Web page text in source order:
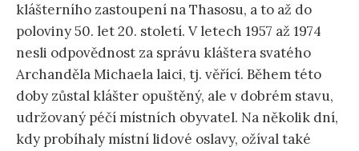
klášterního zastoupení na Thasosu, a to až do
poloviny 50. let 20. století. V letech 1957 až 1974
nesli odpovědnost za správu kláštera svatého
Archanděla Michaela laici, tj. věřící. Během této
doby zůstal klášter opuštěný, ale v dobrém stavu,
udržovaný péčí místních obyvatel. Na několik dní,
kdy probíhaly místní lidové oslavy, ožíval také